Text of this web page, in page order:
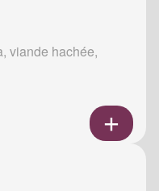
viande hachée,